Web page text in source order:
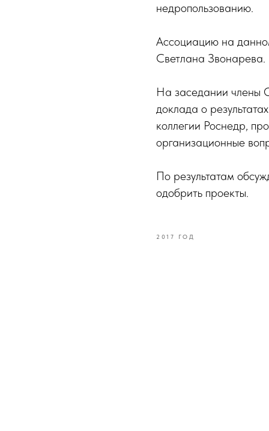
недропользованию.
Ассоциацию на
Светлана Звонарева.
На заседании члены
доклада о
коллегии Роснедр,
организационные
По результатам
одобрить проекты.
2017 ГОД